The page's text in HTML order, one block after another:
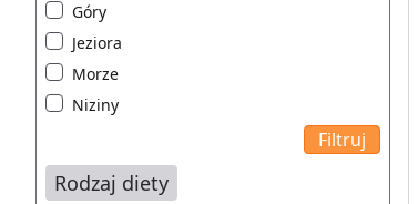
Góry
Jeziora
Morze
Niziny
Rodzaj diety